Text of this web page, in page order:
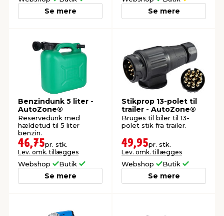
Se mere Se mere
Benzindunk 5 liter -
AutoZone®
Reservedunk med
hældetud til 5 liter
benzin.
46,75pr. stk.
Lev. omk. tillægges
Webshop Butik
Se mere
Stikprop 13-polet til
trailer - AutoZone®
Bruges til biler til 13-
polet stik fra trailer.
49,95pr. stk.
Lev. omk. tillægges
Webshop Butik
Se mere